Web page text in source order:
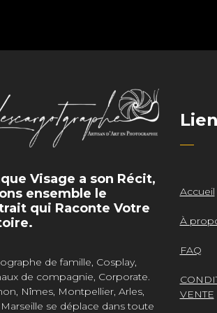
Visage a son Récit,
ensemble le
qui Raconte Votre
de famille, Cosplay,
de compagnie, Corporate.
Nîmes, Montpellier, Arles,
se déplace dans toute
Accueil
À
FAQ
VENTE